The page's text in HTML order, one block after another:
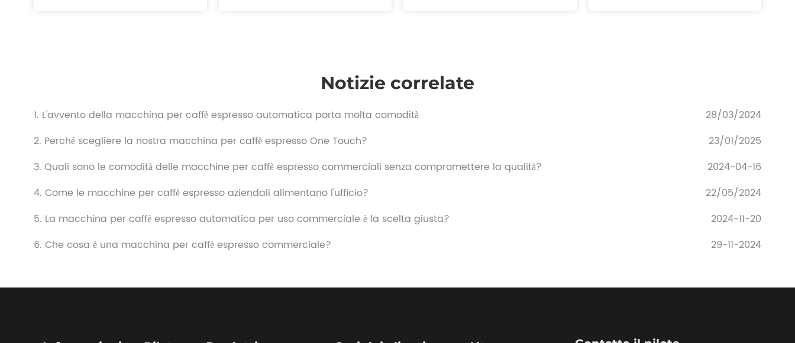
Notizie correlate
1. L'avvento della macchina per caffè espresso automatica porta molta comodità
28/03/2024
2. Perché scegliere la nostra macchina per caffè espresso One Touch?
23/01/2025
3. Quali sono le comodità delle macchine per caffè espresso commerciali senza compromettere la qualità?
2024-04-16
4. Come le macchine per caffè espresso aziendali alimentano l'ufficio?
22/05/2024
5. La macchina per caffè espresso automatica per uso commerciale è la scelta giusta?
2024-11-20
6. Che cosa è una macchina per caffè espresso commerciale?
29-11-2024